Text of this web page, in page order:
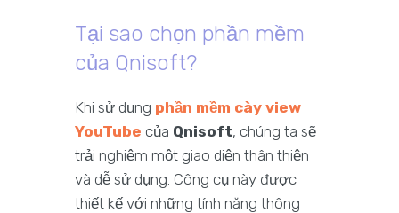
Tại sao chọn phần mềm
của Qnisoft?
Khi sử dụng phần mềm cày view
YouTube của Qnisoft, chúng ta sẽ
trải nghiệm một giao diện thân thiện
và dễ sử dụng. Công cụ này được
thiết kế với những tính năng thông